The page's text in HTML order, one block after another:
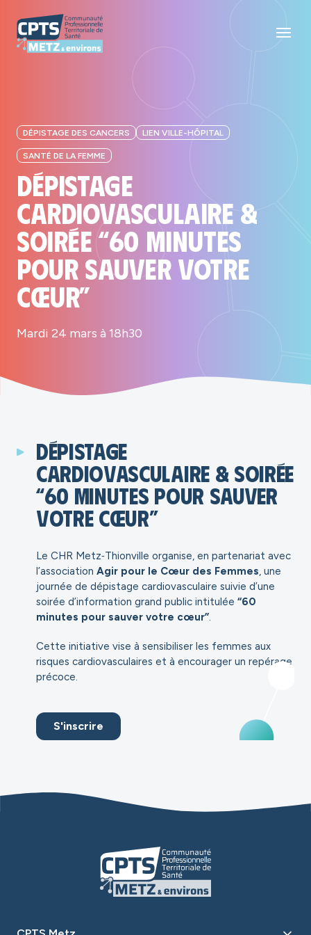
DÉPISTAGE DES CANCERS LIEN VILLE-HÔPITAL
SANTÉ DE LA FEMME
Dépistage
cardiovasculaire &
soirée “60 minutes
pour sauver votre
cœur”
Mardi 24 mars à 18h30
Dépistage
cardiovasculaire & soirée
“60 minutes pour sauver
votre cœur”
Le CHR Metz‑Thionville organise, en partenariat avec
l’association Agir pour le Cœur des Femmes, une
journée de dépistage cardiovasculaire suivie d’une
soirée d’information grand public intitulée “60
minutes pour sauver votre cœur”.
Cette initiative vise à sensibiliser les femmes aux
risques cardiovasculaires et à encourager un repérage
précoce.
S'inscrire